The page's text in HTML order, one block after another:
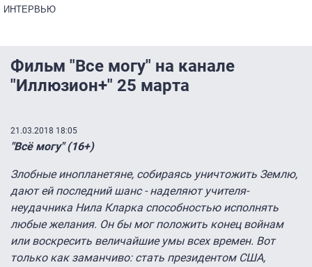
ИНТЕРВЬЮ
Фильм "Все могу" на канале
"Иллюзион+" 25 марта
21.03.2018 18:05
"Всё могу" (16+)
Злобные инопланетяне, собираясь уничтожить Землю,
дают ей последний шанс - наделяют учителя-
неудачника Нила Кларка способностью исполнять
любые желания. Он бы мог положить конец войнам
или воскресить величайшие умы всех времен. Вот
только как заманчиво: стать президентом США,